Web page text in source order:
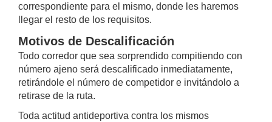
correspondiente para el mismo, donde les haremos
llegar el resto de los requisitos.
Motivos de Descalificación
Todo corredor que sea sorprendido compitiendo con
número ajeno será descalificado inmediatamente,
retirándole el número de competidor e invitándolo a
retirase de la ruta.
Toda actitud antideportiva contra los mismos